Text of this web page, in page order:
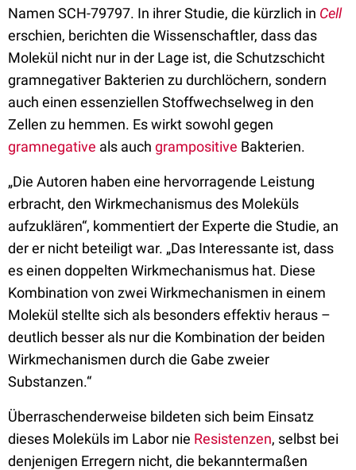
Namen SCH-79797. In ihrer Studie, die kürzlich in Cell
erschien, berichten die Wissenschaftler, dass das
Molekül nicht nur in der Lage ist, die Schutzschicht
gramnegativer Bakterien zu durchlöchern, sondern
auch einen essenziellen Stoffwechselweg in den
Zellen zu hemmen. Es wirkt sowohl gegen
gramnegative als auch grampositive Bakterien.
„Die Autoren haben eine hervorragende Leistung
erbracht, den Wirkmechanismus des Moleküls
aufzuklären“, kommentiert der Experte die Studie, an
der er nicht beteiligt war. „Das Interessante ist, dass
es einen doppelten Wirkmechanismus hat. Diese
Kombination von zwei Wirkmechanismen in einem
Molekül stellte sich als besonders effektiv heraus –
deutlich besser als nur die Kombination der beiden
Wirkmechanismen durch die Gabe zweier
Substanzen.“
Überraschenderweise bildeten sich beim Einsatz
dieses Moleküls im Labor nie Resistenzen, selbst bei
denjenigen Erregern nicht, die bekanntermaßen